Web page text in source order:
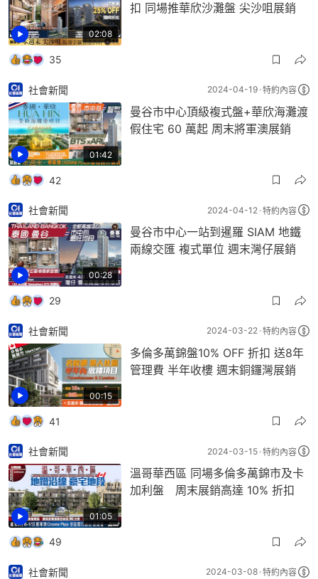
02:08
扣 同場推華欣沙灘盤 尖沙咀展銷
35
01:42
社會新聞 2024-04-19 特約內容
曼谷市中心頂級複式盤+華欣海灘渡
假住宅 60 萬起 周末將軍澳展銷
42
00:28
社會新聞 2024-04-12 特約內容
曼谷市中心一站到暹羅 SIAM 地鐵
兩線交匯 複式單位 週末灣仔展銷
29
00:15
社會新聞 2024-03-22 特約內容
多倫多萬錦盤10% OFF 折扣 送8年
管理費 半年收樓 週末銅鑼灣展銷
41
01:05
社會新聞 2024-03-15 特約內容
溫哥華西區 同場多倫多萬錦市及卡
加利盤 周末展銷高達 10% 折扣
49
社會新聞 2024-03-08 特約內容